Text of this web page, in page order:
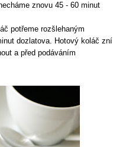
znovu 45 - 60 minut
potřeme rozšlehaným
dozlatova. Hotový koláč zní
a před podáváním